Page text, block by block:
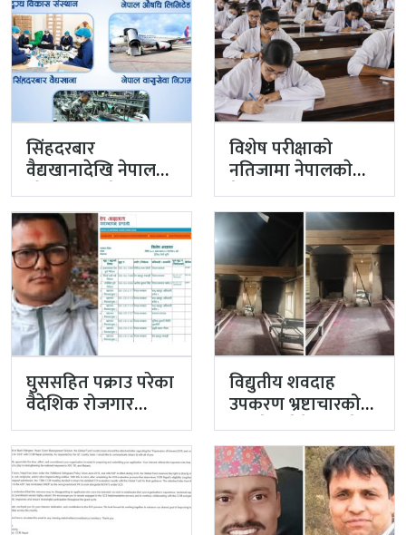
सिंहदरबार
वैद्यखानादेखि नेपाल
औषधि लिमिटेडसम्म
प्रधानमन्त्रीको
प्राथमिकतामा
विशेष परीक्षाको
नतिजामा नेपालकाे
मेडिकल शिक्षाको
गुणस्तर अब्बल
घुससहित पक्राउ परेका
वैदेशिक रोजगार
विभागका नासु मस्राङ्गी
भ्रष्टाचारी ठहर
विद्युतीय शवदाह
उपकरण भ्रष्टाचारको
मुद्दा हेर्दा हेर्दैमा राखेर
टुंग्याइँदै